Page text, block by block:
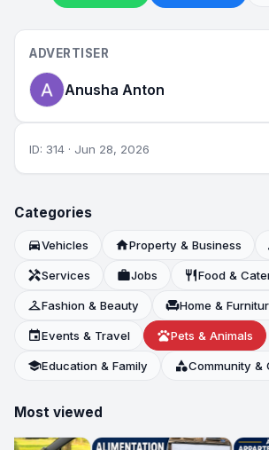
ADVERTISER
Anusha Anton
ID: 314 · Jun 28, 2026
Categories
directions_carVehicles homeProperty & Business
handymanServices workJobs restaurantFood &
checkroomFashion & Beauty chairHome &
eventEvents & Travel petsPets & Animals
schoolEducation & Family categoryCommunity &
Most viewed